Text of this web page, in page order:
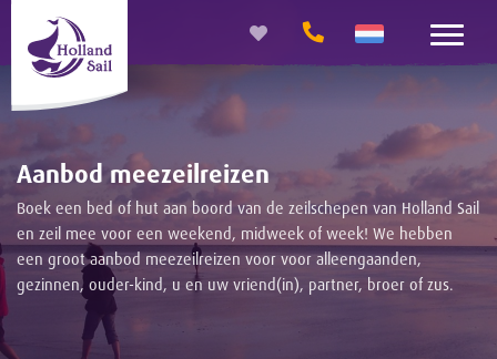
Aanbod meezeilreizen
Boek een bed of hut aan boord van de zeilschepen van Holland Sail
en zeil mee voor een weekend, midweek of week! We hebben
een groot aanbod meezeilreizen voor voor alleengaanden,
gezinnen, ouder-kind, u en uw vriend(in), partner, broer of zus.